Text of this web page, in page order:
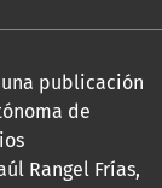
una publicación
de
Rangel Frías,